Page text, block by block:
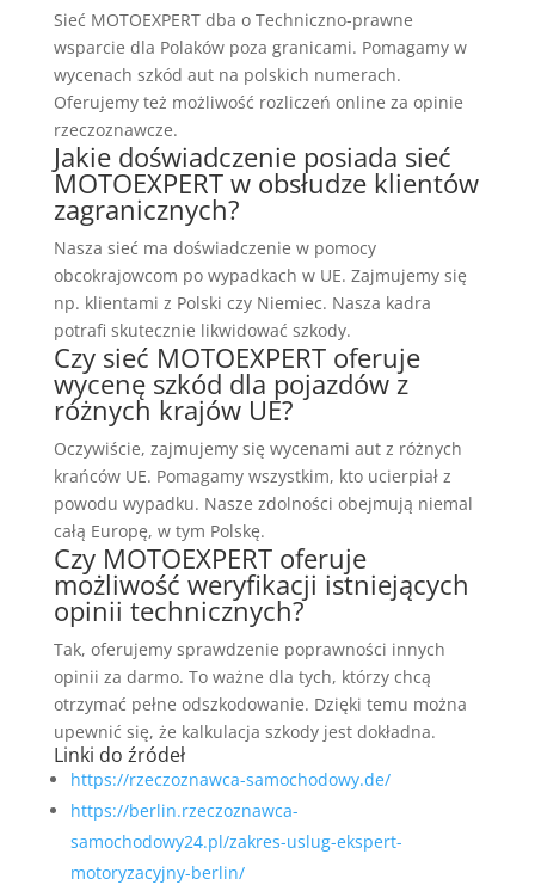
Sieć MOTOEXPERT dba o Techniczno-prawne
wsparcie dla Polaków poza granicami. Pomagamy w
wycenach szkód aut na polskich numerach.
Oferujemy też możliwość rozliczeń online za opinie
rzeczoznawcze.
Jakie doświadczenie posiada sieć
MOTOEXPERT w obsłudze klientów
zagranicznych?
Nasza sieć ma doświadczenie w pomocy
obcokrajowcom po wypadkach w UE. Zajmujemy się
np. klientami z Polski czy Niemiec. Nasza kadra
potrafi skutecznie likwidować szkody.
Czy sieć MOTOEXPERT oferuje
wycenę szkód dla pojazdów z
różnych krajów UE?
Oczywiście, zajmujemy się wycenami aut z różnych
krańców UE. Pomagamy wszystkim, kto ucierpiał z
powodu wypadku. Nasze zdolności obejmują niemal
całą Europę, w tym Polskę.
Czy MOTOEXPERT oferuje
możliwość weryfikacji istniejących
opinii technicznych?
Tak, oferujemy sprawdzenie poprawności innych
opinii za darmo. To ważne dla tych, którzy chcą
otrzymać pełne odszkodowanie. Dzięki temu można
upewnić się, że kalkulacja szkody jest dokładna.
Linki do źródeł
https://rzeczoznawca-samochodowy.de/
https://berlin.rzeczoznawca-
samochodowy24.pl/zakres-uslug-ekspert-
motoryzacyjny-berlin/